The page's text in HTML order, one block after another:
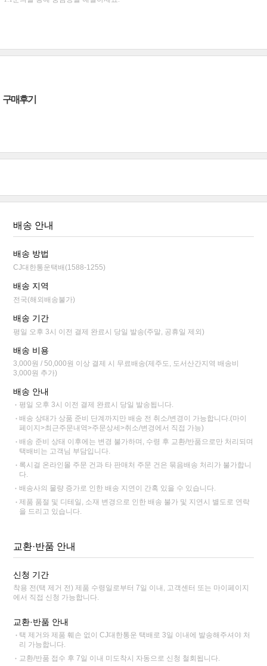
구매후기
배송 안내
배송 방법
CJ대한통운택배(1588-1255)
배송 지역
전국(해외배송불가)
배송 기간
평일 오후 3시 이전 결제 완료시 당일 발송(주말, 공휴일 제외)
배송 비용
3,000원 / 50,000원 이상 결제 시 무료배송(제주도, 도서산간지역 배송비
3,000원 추가)
배송 안내
평일 오후 3시 이전 결제 완료시 당일 발송됩니다.
배송 상태가 상품 준비 단계까지만 배송 전 취소/변경이 가능합니다.(마이
페이지>최근주문내역>주문상세>취소/변경에서 직접 가능)
배송 준비 상태 이후에는 변경 불가하며, 수령 후 교환/반품으로만 처리되며
택배비는 고객님 부담입니다.
록시걸 온라인몰 주문 건과 타 판매처 주문 건은 묶음배송 처리가 불가합니
다.
배송사의 물량 증가로 인한 배송 지연이 간혹 있을 수 있습니다.
제품 품절 및 디테일, 소재 변경으로 인한 배송 불가 및 지연시 별도로 연락
을 드리고 있습니다.
교환·반품 안내
신청 기간
착용 전(택 제거 전) 제품 수령일로부터 7일 이내, 고객센터 또는 마이페이지
에서 직접 신청 가능합니다.
교환·반품 안내
택 제거와 제품 훼손 없이 CJ대한통운 택배로 3일 이내에 발송해주셔야 처
리 가능합니다.
교환/반품 접수 후 7일 이내 미도착시 자동으로 신청 철회됩니다.